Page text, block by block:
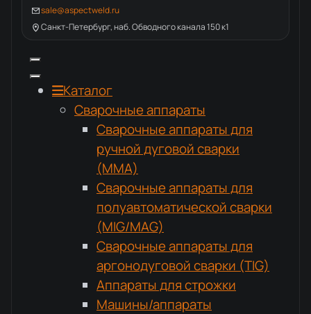
sale@aspectweld.ru
Санкт-Петербург, наб. Обводного канала 150 к1
Каталог
Сварочные аппараты
Сварочные аппараты для
ручной дуговой сварки
(MMA)
Сварочные аппараты для
полуавтоматической сварки
(MIG/MAG)
Сварочные аппараты для
аргонодуговой сварки (TIG)
Аппараты для строжки
Машины/аппараты